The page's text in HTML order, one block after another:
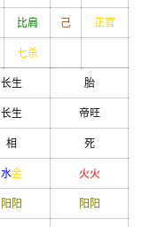
比肩 己 正官
七杀
长生 胎
长生 帝旺
相 死
水金 火火
阳 阳 阳 阳